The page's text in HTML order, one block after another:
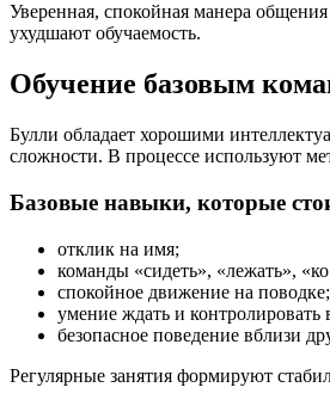
Уверенная, спокойная манера
ухудшают обучаемость.
Обучение базовым
Булли обладает хорошими
сложности. В процессе используют
Базовые навыки, которые
отклик на имя;
команды «сидеть», «лежать»,
спокойное движение на поводке;
умение ждать и контролировать
безопасное поведение вблизи
Регулярные занятия формируют